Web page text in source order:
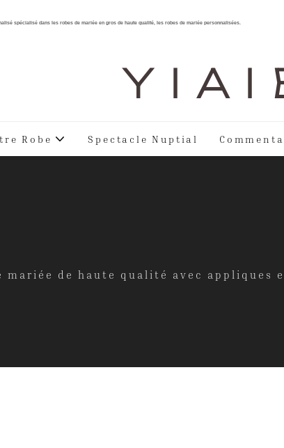
spécialisé dans les robes de mariée en gros de haute qualité, les robes de mariée personnalisées.
Y I A I
Robe Spectacle Nuptial
mariée de haute qualité avec